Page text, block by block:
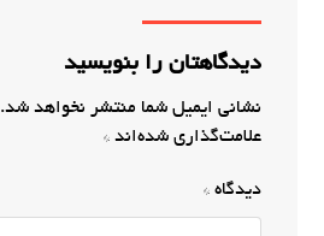
دیدگاهتان را بنویسید
نشانی ایمیل شما منتشر نخواهد شد.
علامت‌گذاری شده‌اند*
دیدگاه*